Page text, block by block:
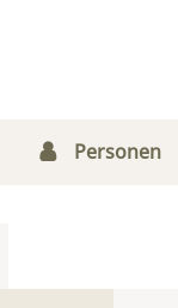
Personen